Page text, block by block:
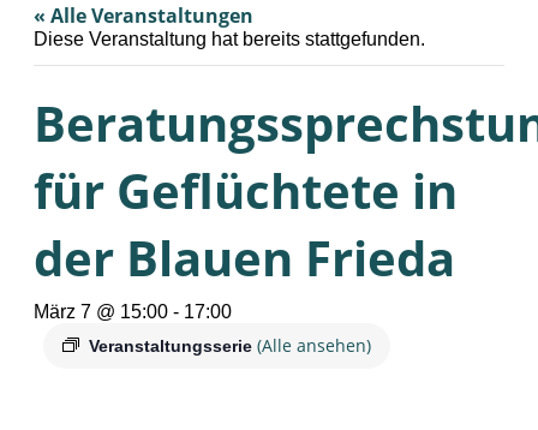
« Alle Veranstaltungen
Diese Veranstaltung hat bereits stattgefunden.
für Geflüchtete in
der Blauen Frieda
März 7 @ 15:00 - 17:00
Veranstaltungsserie (Alle ansehen)